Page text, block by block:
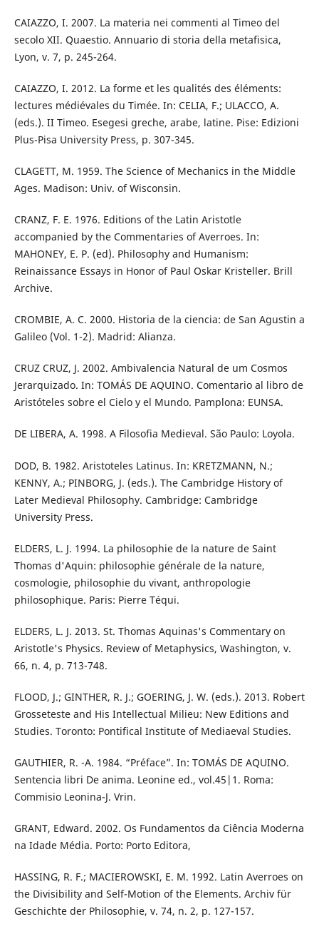
CAIAZZO, I. 2007. La materia nei commenti al Timeo del
secolo XII. Quaestio. Annuario di storia della metafisica,
Lyon, v. 7, p. 245-264.
CAIAZZO, I. 2012. La forme et les qualités des éléments:
lectures médiévales du Timée. In: CELIA, F.; ULACCO, A.
(eds.). II Timeo. Esegesi greche, arabe, latine. Pise: Edizioni
Plus-Pisa University Press, p. 307-345.
CLAGETT, M. 1959. The Science of Mechanics in the Middle
Ages. Madison: Univ. of Wisconsin.
CRANZ, F. E. 1976. Editions of the Latin Aristotle
accompanied by the Commentaries of Averroes. In:
MAHONEY, E. P. (ed). Philosophy and Humanism:
Reinaissance Essays in Honor of Paul Oskar Kristeller. Brill
Archive.
CROMBIE, A. C. 2000. Historia de la ciencia: de San Agustin a
Galileo (Vol. 1-2). Madrid: Alianza.
CRUZ CRUZ, J. 2002. Ambivalencia Natural de um Cosmos
Jerarquizado. In: TOMÁS DE AQUINO. Comentario al libro de
Aristóteles sobre el Cielo y el Mundo. Pamplona: EUNSA.
DE LIBERA, A. 1998. A Filosofia Medieval. São Paulo: Loyola.
DOD, B. 1982. Aristoteles Latinus. In: KRETZMANN, N.;
KENNY, A.; PINBORG, J. (eds.). The Cambridge History of
Later Medieval Philosophy. Cambridge: Cambridge
University Press.
ELDERS, L. J. 1994. La philosophie de la nature de Saint
Thomas d'Aquin: philosophie générale de la nature,
cosmologie, philosophie du vivant, anthropologie
philosophique. Paris: Pierre Téqui.
ELDERS, L. J. 2013. St. Thomas Aquinas's Commentary on
Aristotle's Physics. Review of Metaphysics, Washington, v.
66, n. 4, p. 713-748.
FLOOD, J.; GINTHER, R. J.; GOERING, J. W. (eds.). 2013. Robert
Grosseteste and His Intellectual Milieu: New Editions and
Studies. Toronto: Pontifical Institute of Mediaeval Studies.
GAUTHIER, R. -A. 1984. “Préface”. In: TOMÁS DE AQUINO.
Sentencia libri De anima. Leonine ed., vol.45|1. Roma:
Commisio Leonina-J. Vrin.
GRANT, Edward. 2002. Os Fundamentos da Ciência Moderna
na Idade Média. Porto: Porto Editora,
HASSING, R. F.; MACIEROWSKI, E. M. 1992. Latin Averroes on
the Divisibility and Self-Motion of the Elements. Archiv für
Geschichte der Philosophie, v. 74, n. 2, p. 127-157.